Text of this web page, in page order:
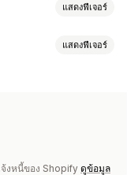
แสดงฟีเจอร์
แสดงฟีเจอร์
งหนี้ของ Shopify ดูข้อมูล